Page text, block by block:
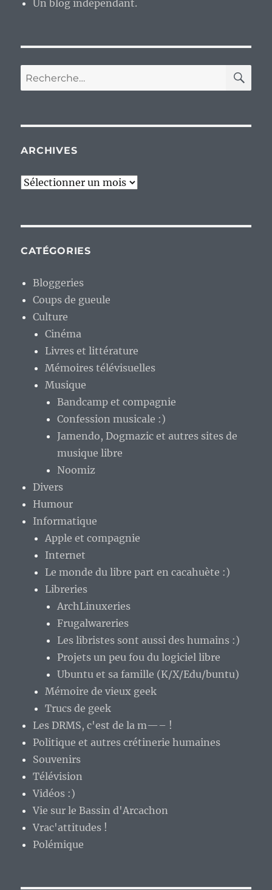
Un blog indépendant.
Recherche
pour :
ARCHIVES
Archives
CATÉGORIES
Bloggeries
Coups de gueule
Culture
Cinéma
Livres et littérature
Mémoires télévisuelles
Musique
Bandcamp et compagnie
Confession musicale :)
Jamendo, Dogmazic et autres sites de
musique libre
Noomiz
Divers
Humour
Informatique
Apple et compagnie
Internet
Le monde du libre part en cacahuète :)
Libreries
ArchLinuxeries
Frugalwareries
Les libristes sont aussi des humains :)
Projets un peu fou du logiciel libre
Ubuntu et sa famille (K/X/Edu/buntu)
Mémoire de vieux geek
Trucs de geek
Les DRMS, c'est de la m—– !
Politique et autres crétinerie humaines
Souvenirs
Télévision
Vidéos :)
Vie sur le Bassin d'Arcachon
Vrac'attitudes !
Polémique